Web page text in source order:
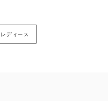
レディース